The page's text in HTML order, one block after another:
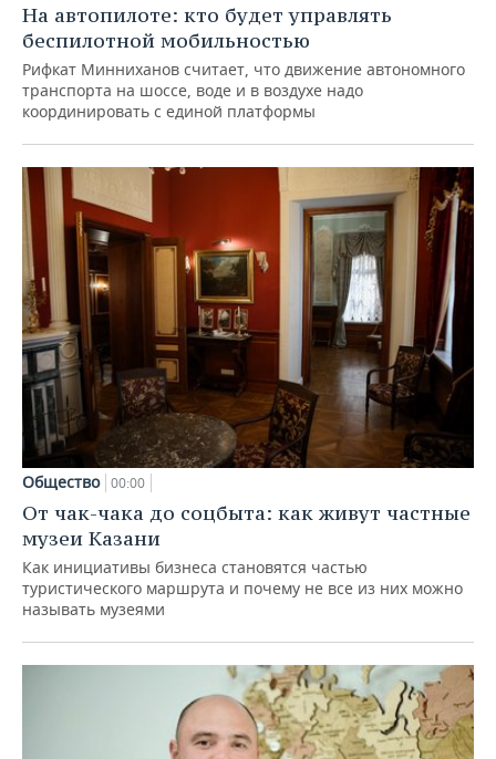
На автопилоте: кто будет управлять
беспилотной мобильностью
Рифкат Минниханов считает, что движение автономного
транспорта на шоссе, воде и в воздухе надо
координировать с единой платформы
Общество 00:00
От чак-чака до соцбыта: как живут частные
музеи Казани
Как инициативы бизнеса становятся частью
туристического маршрута и почему не все из них можно
называть музеями